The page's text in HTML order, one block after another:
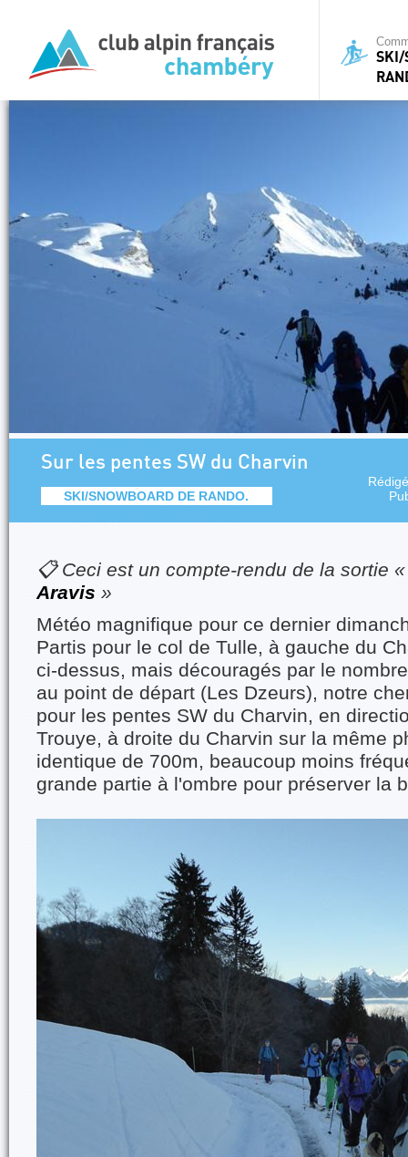
SKI/
Sur les pentes SW du Charvin
SKI/SNOWBOARD DE RANDO.
📋 Ceci est un compte-rendu de la sortie
Aravis »
Météo magnifique pour ce dernier
Partis pour le col de Tulle, à gauche du
ci-dessus, mais découragés par le
au point de départ (Les Dzeurs), notre
pour les pentes SW du Charvin, en
Trouye, à droite du Charvin sur la même
identique de 700m, beaucoup moins
grande partie à l'ombre pour préserver la